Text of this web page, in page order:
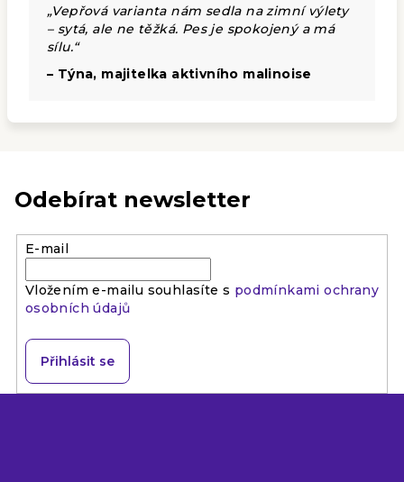
„Vepřová varianta nám sedla na zimní výlety
– sytá, ale ne těžká. Pes je spokojený a má
sílu.“
– Týna, majitelka aktivního malinoise
Odebírat newsletter
E-mail
Vložením e-mailu souhlasíte s podmínkami ochrany
osobních údajů
Přihlásit se